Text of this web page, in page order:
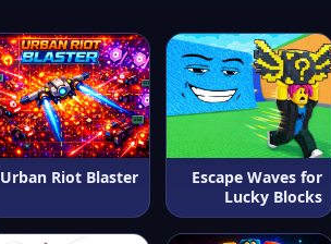
Escape Waves for
Lucky Blocks
Urban Riot Blaster